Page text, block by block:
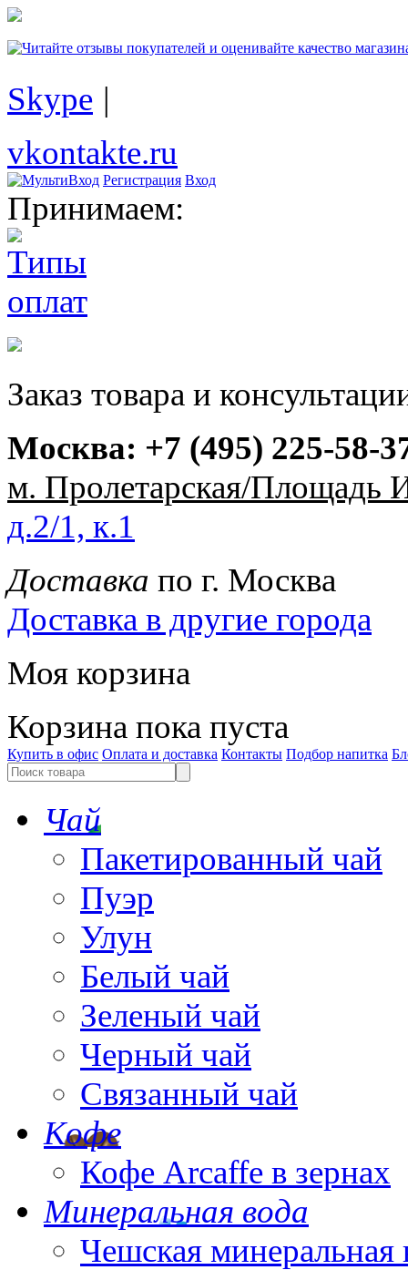
Skype |
vkontakte.ru
Регистрация Вход
Принимаем:
Заказ товара и
Москва: +7 (495) 225-58-
м. Пролетарская/Площадь
д.2/1, к.1
Доставка по г. Москва
Доставка в другие города
Моя корзина
Корзина пока пуста
Купить в офис Оплата и доставка Контакты Подбор напитка
Чай
Пакетированный чай
Пуэр
Улун
Белый чай
Зеленый чай
Черный чай
Связанный чай
Кофе
Кофе Arcaffe в зернах
Минеральная вода
Чешская минеральная